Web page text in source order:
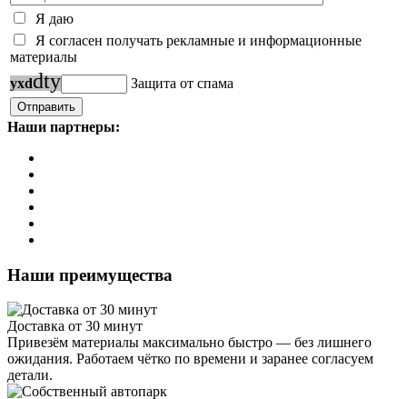
Я даю
Я согласен получать рекламные и информационные
материалы
yxddty Защита от спама
Наши партнеры:
Наши преимущества
Доставка от 30 минут
Привезём материалы максимально быстро — без лишнего
ожидания. Работаем чётко по времени и заранее согласуем
детали.